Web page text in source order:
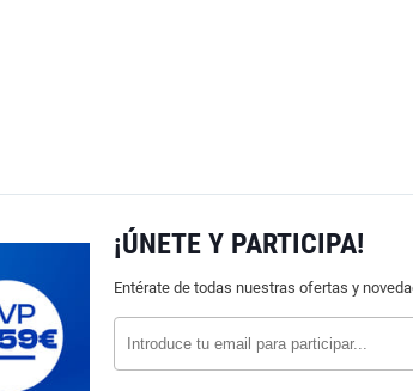
¡ÚNETE Y PARTICIPA!
Entérate de todas nuestras ofertas y